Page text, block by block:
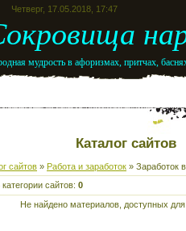
Четверг, 17.05.2018, 17:47
мудрость в афоризмах, притчах,
Каталог сайтов
сайтов » Работа и заработок » Заработок
категории сайтов: 0
Не найдено материалов, доступных